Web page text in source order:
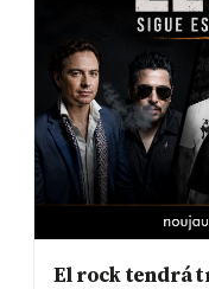
El rock tendrá